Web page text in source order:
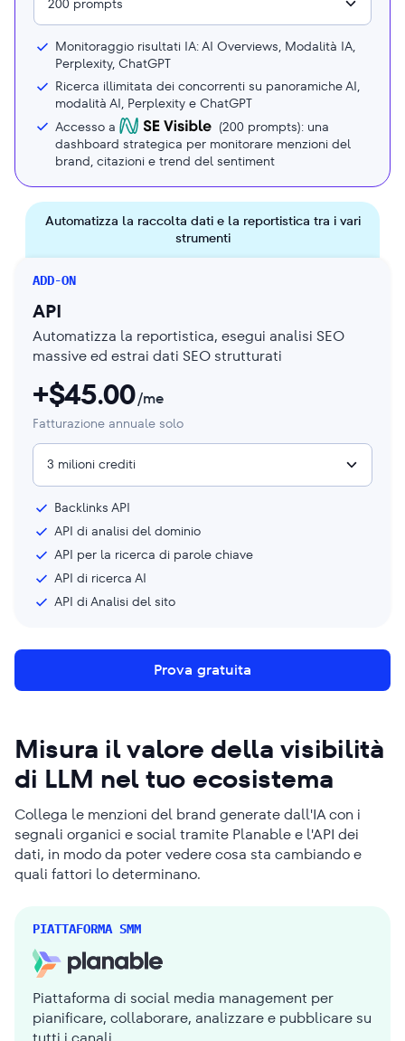
Monitoraggio risultati IA: AI Overviews, Modalità IA,
Perplexity, ChatGPT
Ricerca illimitata dei concorrenti su panoramiche AI,
modalità AI, Perplexity e ChatGPT
Accesso a
(200 prompts): una
dashboard strategica per monitorare menzioni del
brand, citazioni e trend del sentiment
Automatizza la raccolta dati e la reportistica tra i vari
strumenti
ADD-ON
API
Automatizza la reportistica, esegui analisi SEO
massive ed estrai dati SEO strutturati
+$45.00/me
Fatturazione annuale solo
3 milioni crediti
Backlinks API
API di analisi del dominio
API per la ricerca di parole chiave
API di ricerca AI
API di Analisi del sito
Prova gratuita
Misura il valore della visibilità
di LLM nel tuo ecosistema
Collega le menzioni del brand generate dall'IA con i
segnali organici e social tramite Planable e l'API dei
dati, in modo da poter vedere cosa sta cambiando e
quali fattori lo determinano.
PIATTAFORMA SMM
Piattaforma di social media management per
pianificare, collaborare, analizzare e pubblicare su